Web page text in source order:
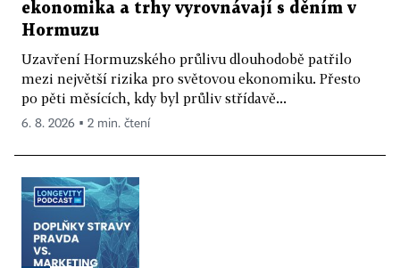
ekonomika a trhy vyrovnávají s děním v
Hormuzu
Uzavření Hormuzského průlivu dlouhodobě patřilo
mezi největší rizika pro světovou ekonomiku. Přesto
po pěti měsících, kdy byl průliv střídavě...
6. 8. 2026 ▪ 2 min. čtení